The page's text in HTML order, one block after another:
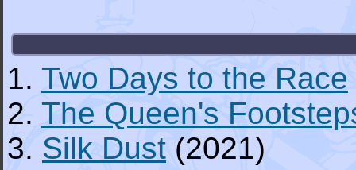
1. Two Days to the Race
2. The Queen's
3. Silk Dust (2021)